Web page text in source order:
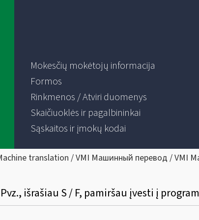
Mokesčių mokėtojų informacija
Formos
Rinkmenos / Atviri duomenys
Skaičiuoklės ir pagalbininkai
Sąskaitos ir įmokų kodai
translation / VMI Машинный перевод / VMI